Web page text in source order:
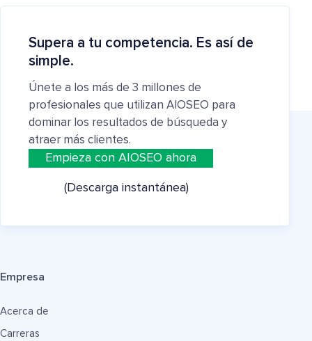
Supera a tu competencia. Es así de
simple.
Únete a los más de 3 millones de
profesionales que utilizan AIOSEO para
dominar los resultados de búsqueda y
atraer más clientes.
Empieza con AIOSEO ahora
(Descarga instantánea)
Empresa
Acerca de
Carreras